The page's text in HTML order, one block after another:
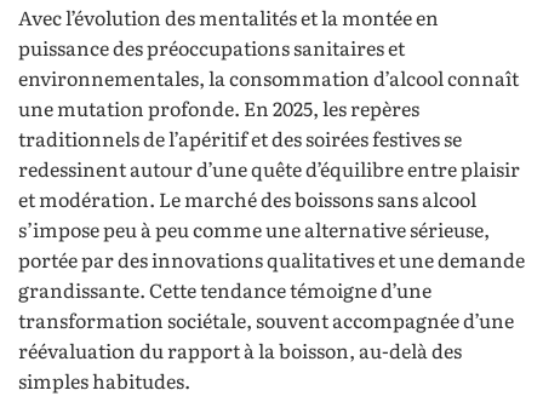
Avec l’évolution des mentalités et la montée en
puissance des préoccupations sanitaires et
environnementales, la consommation d’alcool connaît
une mutation profonde. En 2025, les repères
traditionnels de l’apéritif et des soirées festives se
redessinent autour d’une quête d’équilibre entre plaisir
et modération. Le marché des boissons sans alcool
s’impose peu à peu comme une alternative sérieuse,
portée par des innovations qualitatives et une demande
grandissante. Cette tendance témoigne d’une
transformation sociétale, souvent accompagnée d’une
réévaluation du rapport à la boisson, au-delà des
simples habitudes.